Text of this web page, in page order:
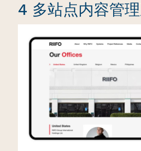
4 多站点内容管